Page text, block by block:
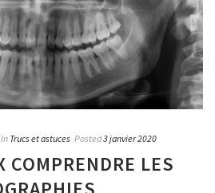
In Trucs et astuces Posted3 janvier 2020
COMPRENDRE LES